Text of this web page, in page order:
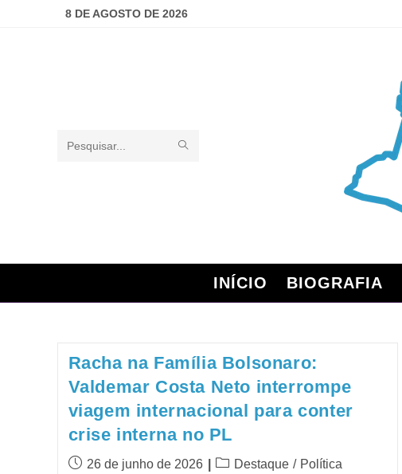
8 DE AGOSTO DE 2026
Pesquisar
INÍCIO BIOGRAFIA
Racha na Família Bolsonaro:
Valdemar Costa Neto interrompe
viagem internacional para conter
crise interna no PL
26 de junho de 2026 Destaque / Política